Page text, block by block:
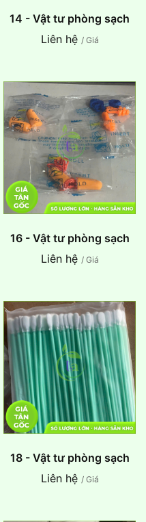
14 - Vật tư phòng sạch
Liên hệ / Giá
16 - Vật tư phòng sạch
Liên hệ / Giá
18 - Vật tư phòng sạch
Liên hệ / Giá